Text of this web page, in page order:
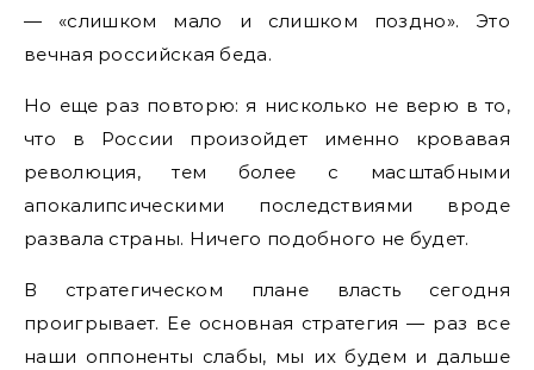
— «слишком мало и слишком поздно». Это
вечная российская беда.
Но еще раз повторю: я нисколько не верю в то,
что в России произойдет именно кровавая
революция, тем более с масштабными
апокалипсическими последствиями вроде
развала страны. Ничего подобного не будет.
В стратегическом плане власть сегодня
проигрывает. Ее основная стратегия — раз все
наши оппоненты слабы, мы их будем и дальше